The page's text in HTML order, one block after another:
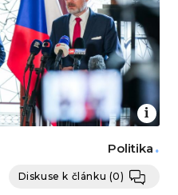
Politika
Diskuse k článku (0)